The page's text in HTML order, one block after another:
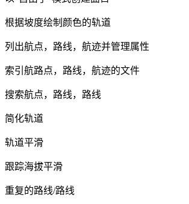
根据坡度绘制颜色的轨道
列出航点，路线，航迹并管理属性
索引航路点，路线，航迹的文件
搜索航点，路线，路线
简化轨道
轨道平滑
跟踪海拔平滑
重复的路线/路线